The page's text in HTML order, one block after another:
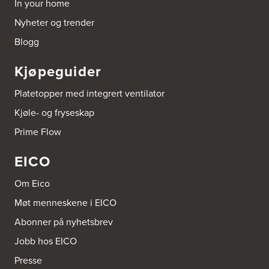
Tel.:53-431544
Bygger'n Onstad
Tel.:69-202050
Byggmakker Askim
Trøgstadveien 13
1807 Askim
Tel.: 69817600
Byggmakker CF AS
Hotvedtveien 6, Tingvoll
Postboks 2107
3220 Sandefjord
Tel.:33-484000
http://www.sigdal.no
Prestebråtan 11
In your home
Nyheter og trender
Blogg
Kjøpeguider
Platetopper med integrert ventilator
Kjøle- og fryseskap
Prime Flow
EICO
Om Eico
Møt menneskene i EICO
Abonner på nyhetsbrev
Jobb hos EICO
Presse